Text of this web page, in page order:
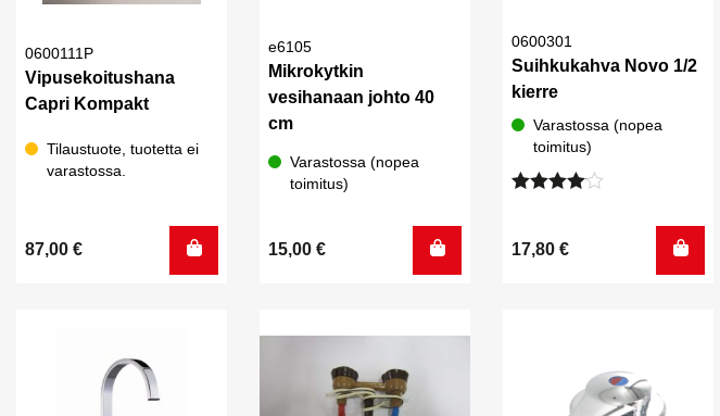
0600111P
Vipusekoitushana
Capri Kompakt
Tilaustuote, tuotetta ei
varastossa.
87,00 €
e6105
Mikrokytkin
vesihanaan johto 40
cm
Varastossa (nopea
toimitus)
15,00 €
0600301
Suihkukahva Novo 1/2
kierre
Varastossa (nopea
toimitus)
4.00/ 5
17,80 €